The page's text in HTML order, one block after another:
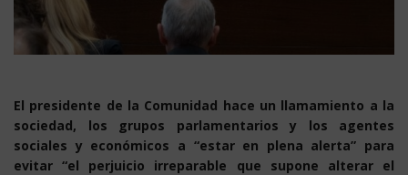
El presidente de la Comunidad hace un llamamiento a la
sociedad, los grupos parlamentarios y los agentes
sociales y económicos a “estar en plena alerta” para
evitar “el perjuicio irreparable que supone alterar el